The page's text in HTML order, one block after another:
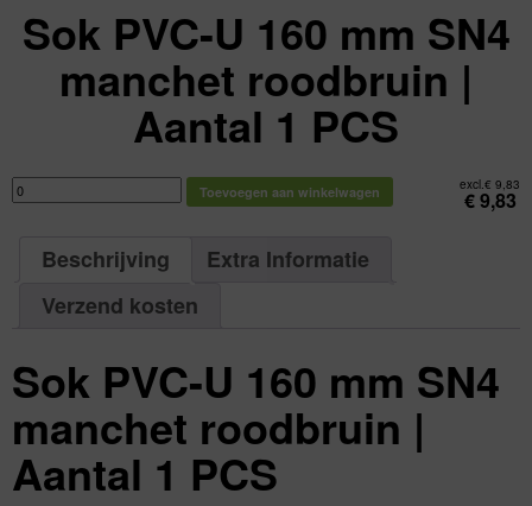
Sok PVC-U 160 mm SN4
manchet roodbruin |
Aantal 1 PCS
excl.€ 9,83
€9,83
Sok
PVC-
U
manchet
roodbruin
Aantal
Toevoegen aan winkelwagen
Beschrijving
Extra Informatie
Verzend kosten
Sok PVC-U 160 mm SN4
manchet roodbruin |
Aantal 1 PCS